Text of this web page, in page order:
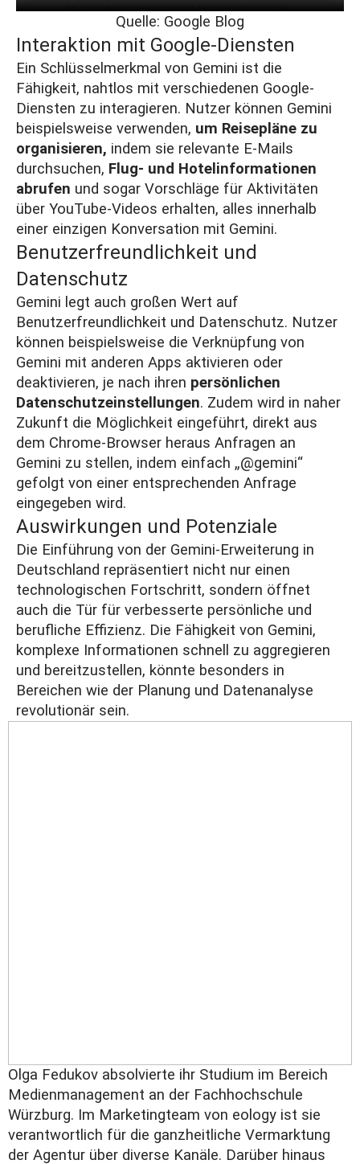
Quelle: Google Blog
Interaktion mit Google-Diensten
Ein Schlüsselmerkmal von Gemini ist die
Fähigkeit, nahtlos mit verschiedenen Google-
Diensten zu interagieren. Nutzer können Gemini
beispielsweise verwenden, um Reisepläne zu
organisieren, indem sie relevante E-Mails
durchsuchen, Flug- und Hotelinformationen
abrufen und sogar Vorschläge für Aktivitäten
über YouTube-Videos erhalten, alles innerhalb
einer einzigen Konversation mit Gemini​​.
Benutzerfreundlichkeit und
Datenschutz
Gemini legt auch großen Wert auf
Benutzerfreundlichkeit und Datenschutz. Nutzer
können beispielsweise die Verknüpfung von
Gemini mit anderen Apps aktivieren oder
deaktivieren, je nach ihren persönlichen
Datenschutzeinstellungen​. Zudem wird in naher
Zukunft die Möglichkeit eingeführt, direkt aus
dem Chrome-Browser heraus Anfragen an
Gemini zu stellen, indem einfach „@gemini“
gefolgt von einer entsprechenden Anfrage
eingegeben wird​​.
Auswirkungen und Potenziale
Die Einführung von der Gemini-Erweiterung in
Deutschland repräsentiert nicht nur einen
technologischen Fortschritt, sondern öffnet
auch die Tür für verbesserte persönliche und
berufliche Effizienz. Die Fähigkeit von Gemini,
komplexe Informationen schnell zu aggregieren
und bereitzustellen, könnte besonders in
Bereichen wie der Planung und Datenanalyse
revolutionär sein.
Olga Fedukov absolvierte ihr Studium im Bereich
Medienmanagement an der Fachhochschule
Würzburg. Im Marketingteam von eology ist sie
verantwortlich für die ganzheitliche Vermarktung
der Agentur über diverse Kanäle. Darüber hinaus